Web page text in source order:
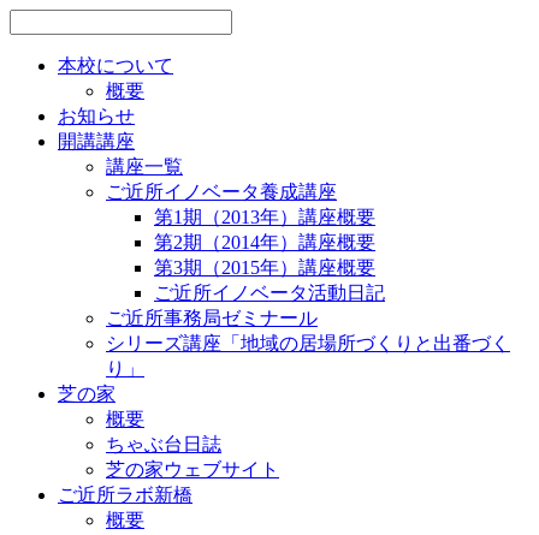
本校について
概要
お知らせ
開講講座
講座一覧
ご近所イノベータ養成講座
第1期（2013年）講座概要
第2期（2014年）講座概要
第3期（2015年）講座概要
ご近所イノベータ活動日記
ご近所事務局ゼミナール
シリーズ講座「地域の居場所づくりと出番づく
り」
芝の家
概要
ちゃぶ台日誌
芝の家ウェブサイト
ご近所ラボ新橋
概要